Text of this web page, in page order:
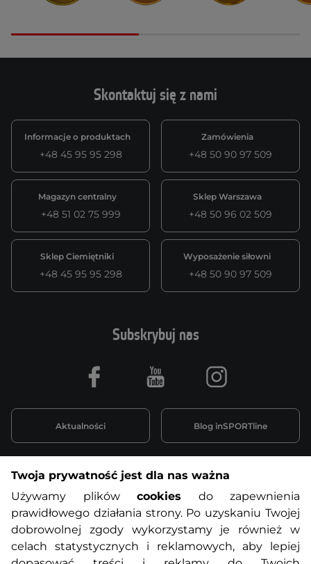
Skontaktuj się z nami
Informacje o produktach
+48 45 95 95 298
Zamówienia
+48 50 90 97 509
Magazyn centralny
+48 51 02 75 999
Sklep Warszawa
+48 50 96 02 509
Sklep Ciemiętniki
+48 45 95 95 298
Wyposażenie siłowni
+48 50 90 97 509
Informacje o zakupach
O nas Regulamin sklepu
Subskrybuj nas
Aktualności Blog inSPORTline
Facebook Youtube Instagram
Twoja prywatność jest dla nas ważna
Używamy plików cookies do zapewnienia
prawidłowego działania strony. Po uzyskaniu Twojej
dobrowolnej zgody wykorzystamy je również w
celach statystycznych i reklamowych, aby lepiej